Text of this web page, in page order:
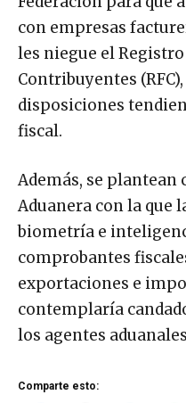
con empresas
les niegue el Registro
Contribuyentes
disposiciones
fiscal.
Además, se plantean
Aduanera con la que
biometría e
comprobantes
exportaciones e
contemplaría
los agentes
Comparte esto: